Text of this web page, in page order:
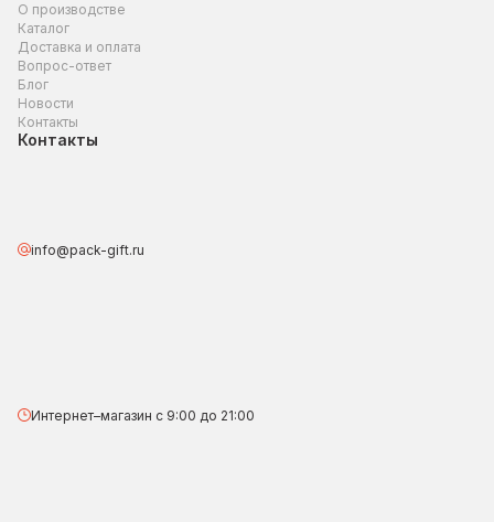
О производстве
Каталог
Доставка и оплата
Вопрос-ответ
Блог
Новости
Контакты
Контакты
info@pack-gift.ru
Интернет–магазин с 9:00 до 21:00